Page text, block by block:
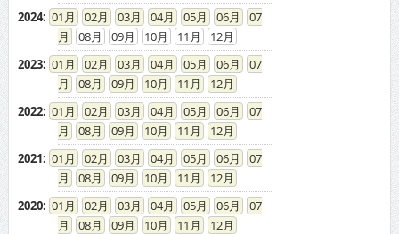
2024: 01 02 03 04 05 06
07
08
09 10 11
12
2023: 01 02 03 04 05 06
07
08
09 10 11
12
2022: 01 02 03 04 05 06
07
08
09 10 11
12
2021: 01 02 03 04 05 06
07
08
09 10 11
12
2020: 01 02 03 04 05 06
07
08
09 10 11
12